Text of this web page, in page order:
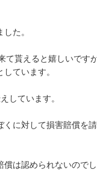
た。
て貰えると嬉しいです
ています。
しています。
に対して損害賠償を
は認められないので